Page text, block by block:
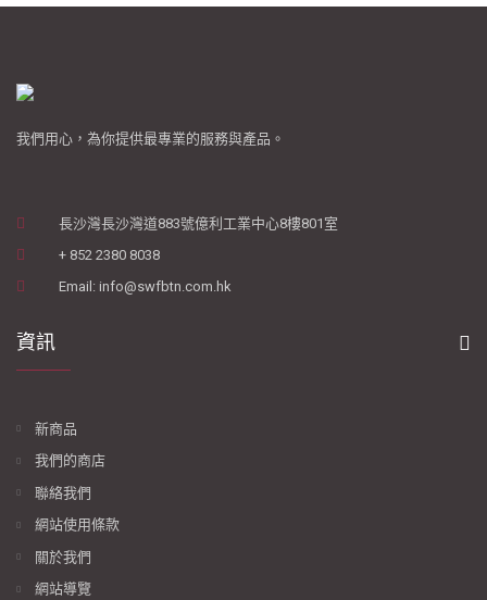
我們用心，為你提供最專業的服務與產品。
長沙灣長沙灣道883號億利工業中心8樓801室
+ 852 2380 8038
Email: info@swfbtn.com.hk
資訊
新商品
我們的商店
聯絡我們
網站使用條款
關於我們
網站導覽